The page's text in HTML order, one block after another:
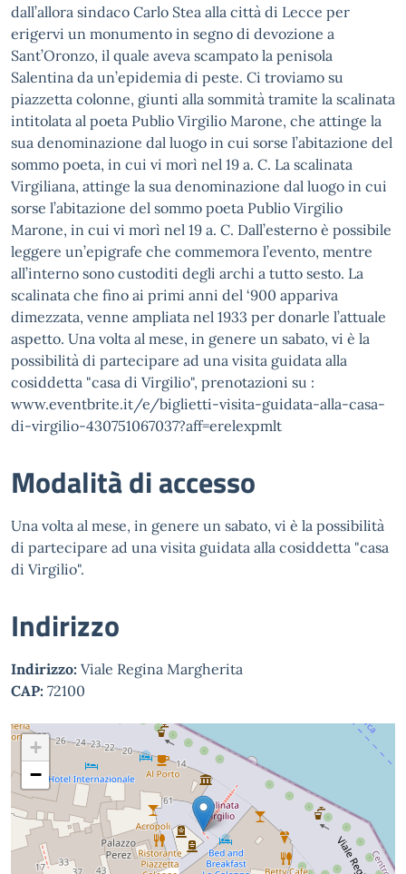
dall’allora sindaco Carlo Stea alla città di Lecce per
erigervi un monumento in segno di devozione a
Sant’Oronzo, il quale aveva scampato la penisola
Salentina da un’epidemia di peste. Ci troviamo su
piazzetta colonne, giunti alla sommità tramite la scalinata
intitolata al poeta Publio Virgilio Marone, che attinge la
sua denominazione dal luogo in cui sorse l’abitazione del
sommo poeta, in cui vi morì nel 19 a. C. La scalinata
Virgiliana, attinge la sua denominazione dal luogo in cui
sorse l’abitazione del sommo poeta Publio Virgilio
Marone, in cui vi morì nel 19 a. C. Dall’esterno è possibile
leggere un’epigrafe che commemora l’evento, mentre
all’interno sono custoditi degli archi a tutto sesto. La
scalinata che fino ai primi anni del ‘900 appariva
dimezzata, venne ampliata nel 1933 per donarle l’attuale
aspetto. Una volta al mese, in genere un sabato, vi è la
possibilità di partecipare ad una visita guidata alla
cosiddetta "casa di Virgilio", prenotazioni su :
www.eventbrite.it/e/biglietti-visita-guidata-alla-casa-
di-virgilio-430751067037?aff=erelexpmlt
Modalità di accesso
Una volta al mese, in genere un sabato, vi è la possibilità
di partecipare ad una visita guidata alla cosiddetta "casa
di Virgilio".
Indirizzo
Indirizzo: Viale Regina Margherita
CAP: 72100
+
−